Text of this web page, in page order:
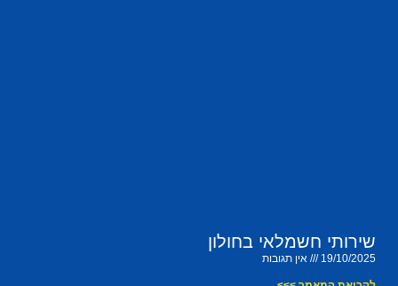
שירותי חשמלאי בחולון
19/10/2025 אין תגובות